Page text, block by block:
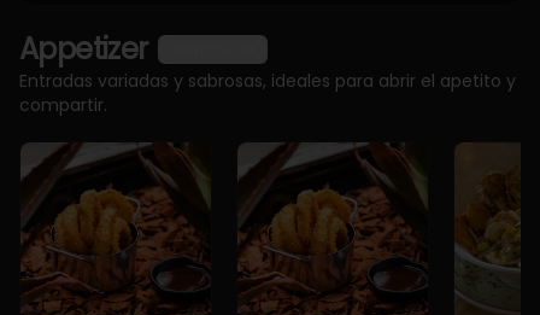
Appetizer
Entradas variadas y sabrosas, ideales para abrir el apetito y
compartir.